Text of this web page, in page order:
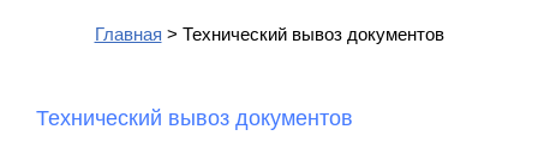
О компании
Услуги
Статьи
Главная > Технический вывоз документов
Технический вывоз документов